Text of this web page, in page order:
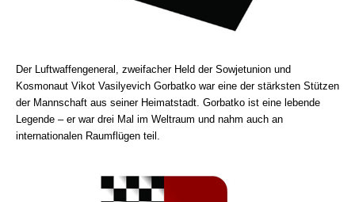
Der Luftwaffengeneral, zweifacher Held der Sowjetunion und
Kosmonaut Vikot Vasilyevich Gorbatko war eine der stärksten Stützen
der Mannschaft aus seiner Heimatstadt. Gorbatko ist eine lebende
Legende – er war drei Mal im Weltraum und nahm auch an
internationalen Raumflügen teil.